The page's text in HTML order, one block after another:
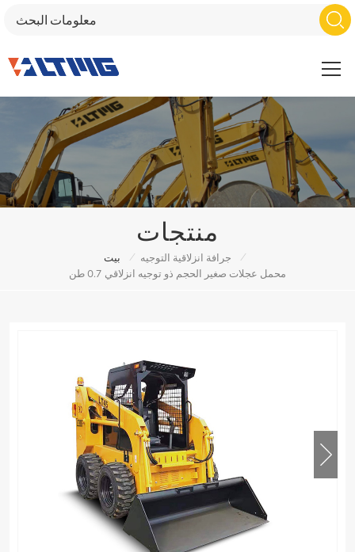
منتجات
بيت / جرافة انزلاقية التوجيه
/
محمل عجلات صغير الحجم ذو توجيه انزلاقي 0.7 طن